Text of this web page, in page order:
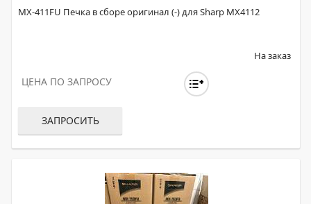
MX-411FU Печка в сборе оригинал (-) для Sharp MX4112
На заказ
ЦЕНА ПО ЗАПРОСУ
ЗАПРОСИТЬ